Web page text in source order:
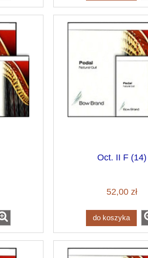
Oct. II F (14)
52,00 zł
do koszyka